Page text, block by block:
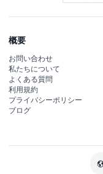
概要
お問い合わせ
私たちについて
よくある質問
利用規約
プライバシーポリシー
ブログ